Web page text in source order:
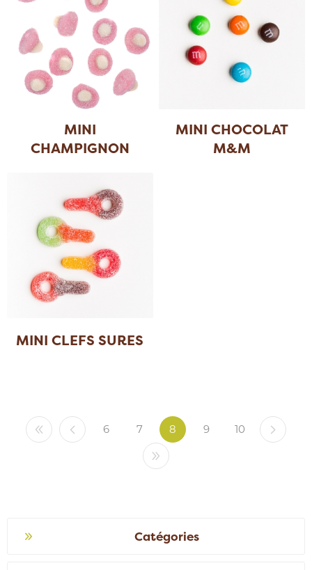
MINI
CHAMPIGNON
MINI CHOCOLAT
M&M
MINI CLEFS SURES
6 7 8 9 10
Catégories